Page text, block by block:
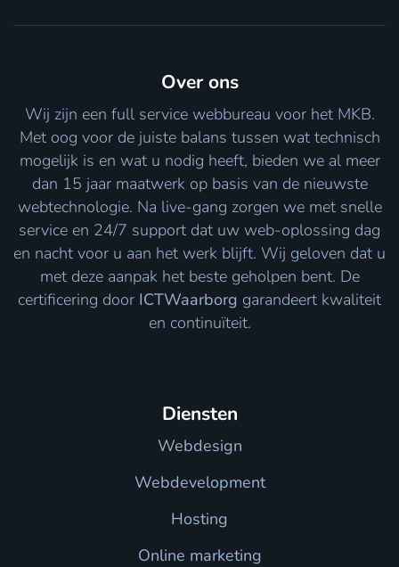
Over ons
Wij zijn een full service webbureau voor het MKB.
Met oog voor de juiste balans tussen wat technisch
mogelijk is en wat u nodig heeft, bieden we al meer
dan 15 jaar maatwerk op basis van de nieuwste
webtechnologie. Na live-gang zorgen we met snelle
service en 24/7 support dat uw web-oplossing dag
en nacht voor u aan het werk blijft. Wij geloven dat u
met deze aanpak het beste geholpen bent. De
certificering door ICTWaarborg garandeert kwaliteit
en continuïteit.
Diensten
Webdesign
Webdevelopment
Hosting
Online marketing